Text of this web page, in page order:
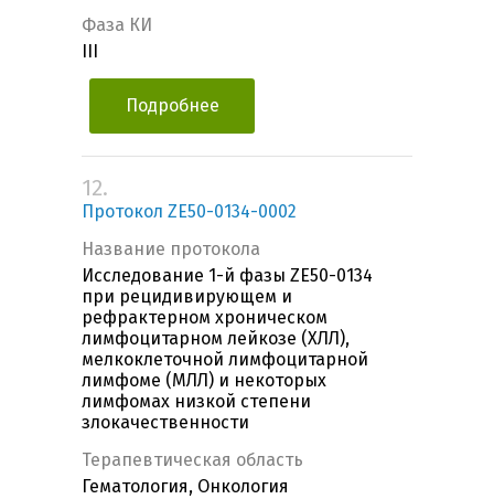
Фаза КИ
Подробнее
12.
Протокол ZE50-0134-0002
Название протокола
Исследование 1-й фазы ZE50-0134
при рецидивирующем и
рефрактерном хроническом
лимфоцитарном лейкозе (ХЛЛ),
мелкоклеточной лимфоцитарной
лимфоме (МЛЛ) и некоторых
лимфомах низкой степени
злокачественности
Терапевтическая область
Гематология, Онкология